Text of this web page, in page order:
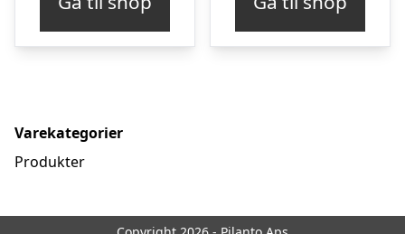
Varekategorier
Produkter